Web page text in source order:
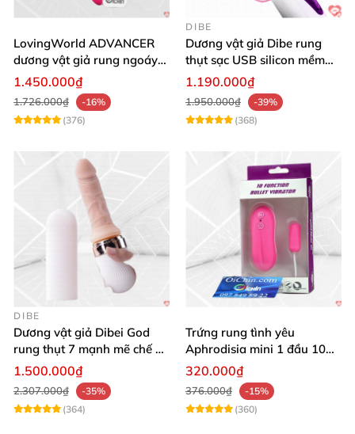
LovingWorld ADVANCER
dương vật giả rung ngoáy
thụt 7 chế độ
1.450.000₫
1.726.000₫
-16%
(376)
DIBE
Dương vật giả Dibe rung
thụt sạc USB silicon mềm
mại thật
1.190.000₫
1.950.000₫
-39%
(368)
DIBE
Dương vật giả Dibei God
rung thụt 7 mạnh mẽ chế độ
tỏa nhiệt
1.500.000₫
2.307.000₫
-35%
(364)
Trứng rung tình yêu
Aphrodisia mini 1 đầu 10
chế độ rung đa năng
320.000₫
376.000₫
-15%
(360)